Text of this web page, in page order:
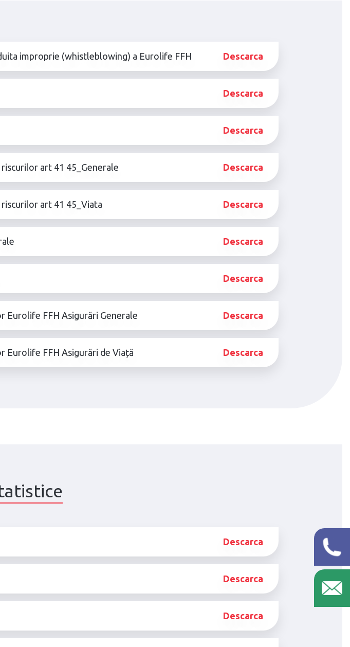
improprie (whistleblowing) a Eurolife FFH Descarca
Descarca
Descarca
art 41 45_Generale Descarca
art 41 45_Viata Descarca
Descarca
Descarca
Eurolife FFH Asigurări Generale Descarca
Eurolife FFH Asigurări de Viață Descarca
Descarca
Descarca
Descarca